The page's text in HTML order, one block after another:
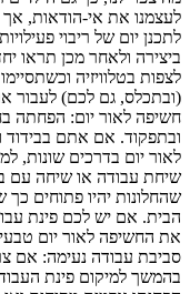
לעצמנו את אי-הודאות,
לתכנן יום של ריבוי
ביצירה ולאחר מכן תראו
לצפות בטלוויזיה
(ובתכלס, גם לכם) לעבור
חשיפה לאור יום: הפחתה
ובתפקוד. אם אתם בבידוד
לאור יום בדרכים שונות,
שיחת עבודה או שיחה עם
שהחלונות יהיו פתוחים
הבית. אם יש לכם פינת
את החשיפה לאור יום
סביבת עבודה נעימה: אם
בהמשך למיקום פינת